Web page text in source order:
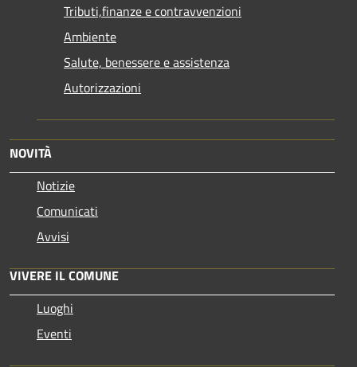
Tributi,finanze e contravvenzioni
Ambiente
Salute, benessere e assistenza
Autorizzazioni
NOVITÀ
Notizie
Comunicati
Avvisi
VIVERE IL COMUNE
Luoghi
Eventi